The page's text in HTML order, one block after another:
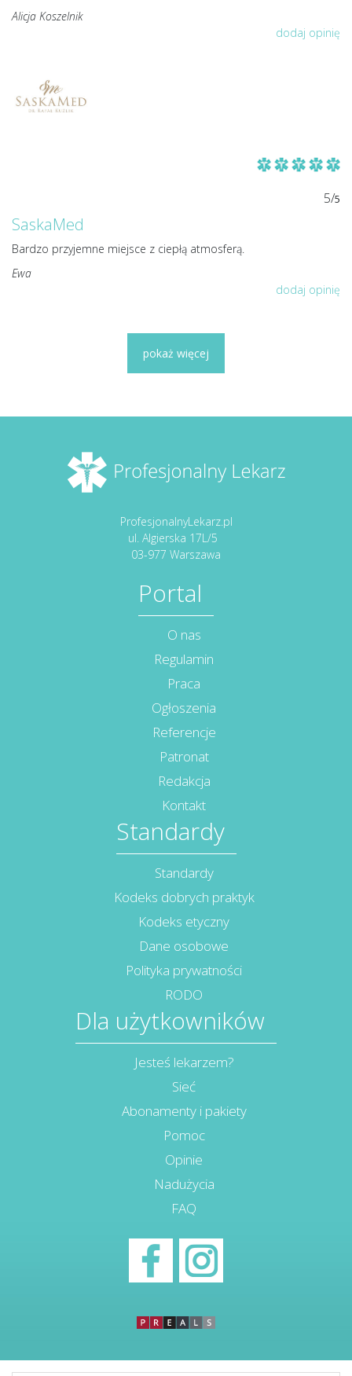
Alicja Koszelnik
dodaj opinię
5/5
SaskaMed
Bardzo przyjemne miejsce z ciepłą atmosferą.
Ewa
dodaj opinię
pokaż więcej
ProfesjonalnyLekarz.pl
ul. Algierska 17L/5
03-977 Warszawa
Portal
O nas
Regulamin
Praca
Ogłoszenia
Referencje
Patronat
Redakcja
Kontakt
Standardy
Standardy
Kodeks dobrych praktyk
Kodeks etyczny
Dane osobowe
Polityka prywatności
RODO
Dla użytkowników
Jesteś lekarzem?
Sieć
Abonamenty i pakiety
Pomoc
Opinie
Nadużycia
FAQ